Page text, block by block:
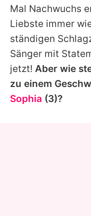
Mal Nachwuchs
Liebste immer
ständigen
Sänger mit
jetzt! Aber wie
zu einem
Sophia (3)?